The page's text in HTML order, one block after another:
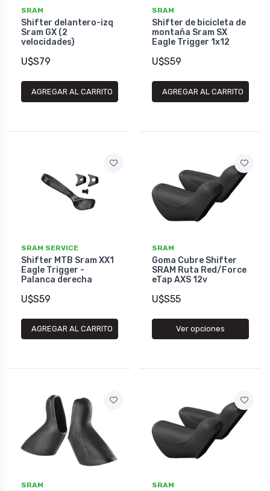
SRAM
Shifter delantero-izq
Sram GX (2
velocidades)
U$S79
AGREGAR AL CARRITO
SRAM
Shifter de bicicleta de
montaña Sram SX
Eagle Trigger 1x12
U$S59
AGREGAR AL CARRITO
SRAM SERVICE
Shifter MTB Sram XX1
Eagle Trigger -
Palanca derecha
U$S59
AGREGAR AL CARRITO
SRAM
Goma Cubre Shifter
SRAM Ruta Red/Force
eTap AXS 12v
U$S55
Ver opciones
SRAM SRAM